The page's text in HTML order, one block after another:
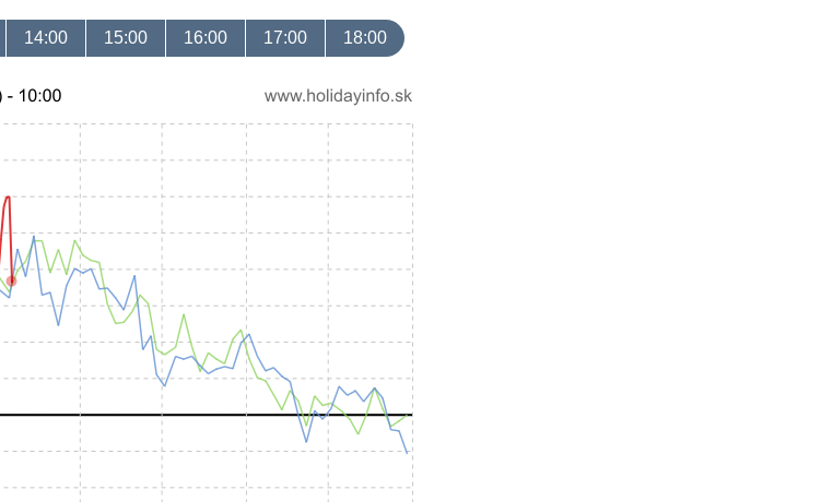
14:00 15:00 16:00 17:00 18:00